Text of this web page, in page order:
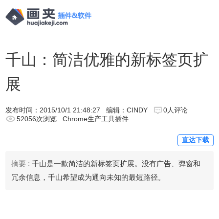
千山：简洁优雅的新标签页扩
展
发布时间： 2015/10/1 21:48:27 编辑：CINDY
0人评论
52056次浏览
Chrome生产工具插件
直达下载
摘要 : 千山是一款简洁的新标签页扩展。没有广告、弹窗和
冗余信息，千山希望成为通向未知的最短路径。